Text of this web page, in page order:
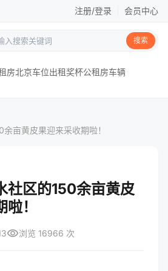
注册/登录 会员中心
搜索
房北京车位出租奖杯公租房车辆
亩黄皮果迎来采收期啦！
社区的150余亩黄皮
！
visibility浏览 16966 次